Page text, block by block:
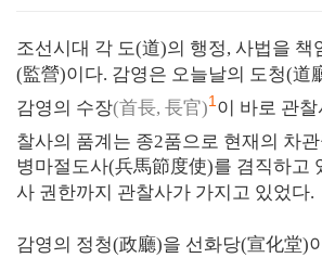
조선시대 각 도(道)의 행정, 사법을 책
(監營)이다. 감영은 오늘날의 도청(道
감영의 수장(首長, 長官)1 이 바로 관
찰사의 품계는 종2품으로 현재의 차
병마절도사(兵馬節度使)를 겸직하고
사 권한까지 관찰사가 가지고 있었다.
감영의 정청(政廳)을 선화당(宣化堂)